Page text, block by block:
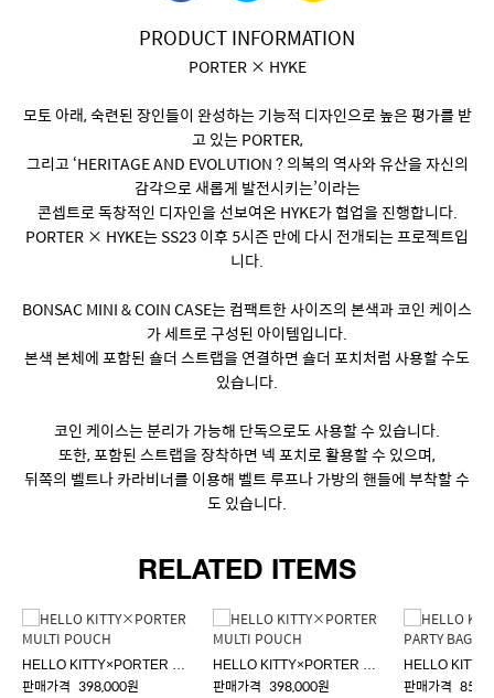
PRODUCT INFORMATION
PORTER × HYKE
모토 아래, 숙련된 장인들이 완성하는 기능적 디자인으로 높은 평가를 받
고 있는 PORTER,
그리고 ‘HERITAGE AND EVOLUTION ? 의복의 역사와 유산을 자신의
감각으로 새롭게 발전시키는’이라는
콘셉트로 독창적인 디자인을 선보여온 HYKE가 협업을 진행합니다.
PORTER × HYKE는 SS23 이후 5시즌 만에 다시 전개되는 프로젝트입
니다.
BONSAC MINI & COIN CASE는 컴팩트한 사이즈의 본색과 코인 케이스
가 세트로 구성된 아이템입니다.
본색 본체에 포함된 숄더 스트랩을 연결하면 숄더 포치처럼 사용할 수도
있습니다.
코인 케이스는 분리가 가능해 단독으로도 사용할 수 있습니다.
또한, 포함된 스트랩을 장착하면 넥 포치로 활용할 수 있으며,
뒤쪽의 벨트나 카라비너를 이용해 벨트 루프나 가방의 핸들에 부착할 수
도 있습니다.
RELATED ITEMS
HELLO KITTY×PORTER MULTI POUCH
판매가격 398,000원
HELLO KITTY×PORTER MULTI POUCH
판매가격 398,000원 판매가격